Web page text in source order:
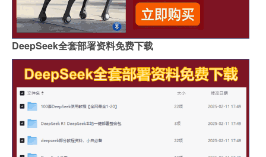
DeepSeek全套部署资料免费下载